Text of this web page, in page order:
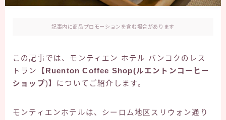
記事内に商品プロモーションを含む場合があります
この記事では、モンティエン ホテル バンコクのレス
トラン
【Ruenton Coffee Shop(ルエントンコーヒー
ショップ) 】 についてご紹介します。
モンティエンホテルは、シーロム地区スリウォン通り